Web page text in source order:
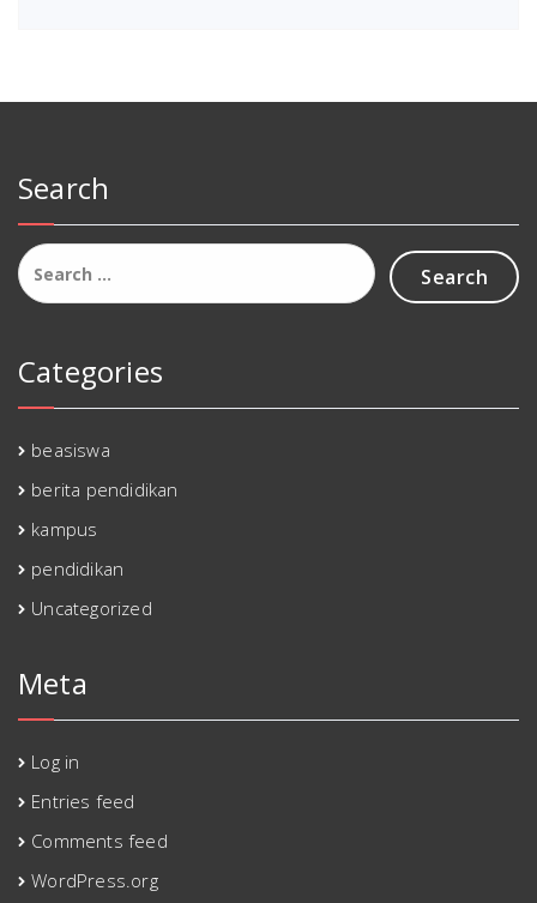
Search
Search
for:
Categories
beasiswa
berita pendidikan
kampus
pendidikan
Uncategorized
Meta
Log in
Entries feed
Comments feed
WordPress.org